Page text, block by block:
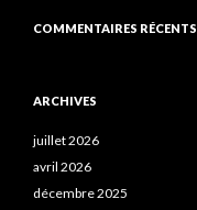
COMMENTAIRES RÉCENTS
ARCHIVES
juillet 2026
avril 2026
décembre 2025